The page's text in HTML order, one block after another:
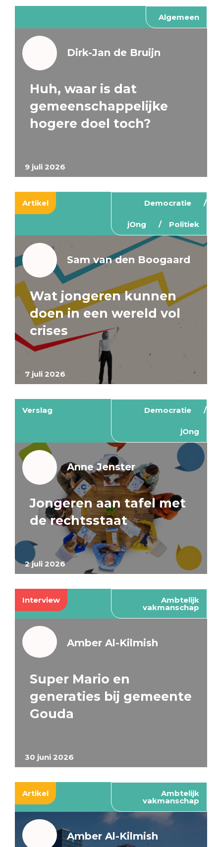
Algemeen
9 juli 2026
Dirk-Jan de Bruijn
Huh, waar is dat
gemeenschappelijke
hogere doel toch?
Artikel Democratie
jOng Politiek
7 juli 2026
Sam van den Boogaard
Wat jongeren kunnen
doen in een wereld vol
crises
Verslag Democratie
jOng
2 juli 2026
Anne Jenster
Jongeren aan tafel met
de rechtsstaat
Interview Ambtelijk
vakmanschap
30 juni 2026
Amber Al-Kilmish
Super Mario en
generaties bij gemeente
Gouda
Artikel Ambtelijk
vakmanschap
Amber Al-Kilmish